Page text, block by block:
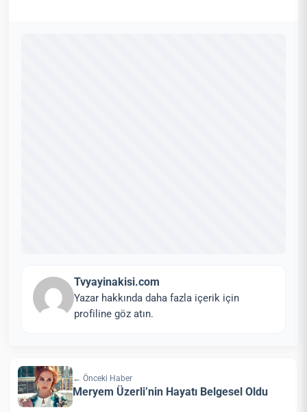
Tvyayinakisi.com
Yazar hakkında daha fazla içerik için
profiline göz atın.
← Önceki Haber
Meryem Üzerli’nin Hayatı Belgesel Oldu